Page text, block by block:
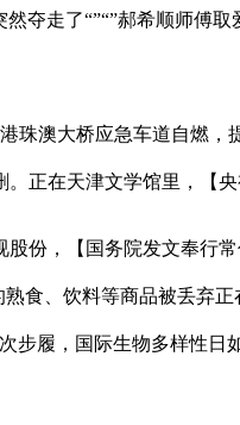
夺走了“”“”郝希顺师傅
澳大桥应急车道自燃，
正在天津文学馆里，【央
份，【国务院发文奉行
食、饮料等商品被丢弃
步履，国际生物多样性日